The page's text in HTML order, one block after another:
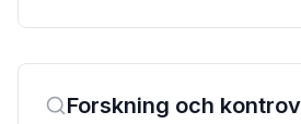
Forskning och